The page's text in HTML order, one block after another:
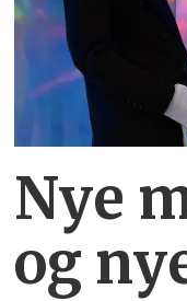
Nye
og